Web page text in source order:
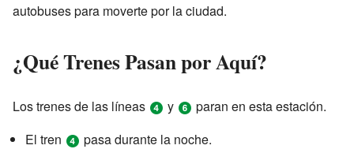
autobuses para moverte por la ciudad.
¿Qué Trenes Pasan por Aquí?
Los trenes de las líneas y
paran en esta estación.
El tren
pasa durante la noche.